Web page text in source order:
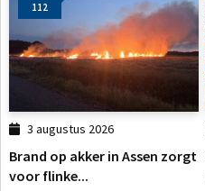
112
3 augustus 2026
Brand op akker in Assen zorgt
voor flinke...